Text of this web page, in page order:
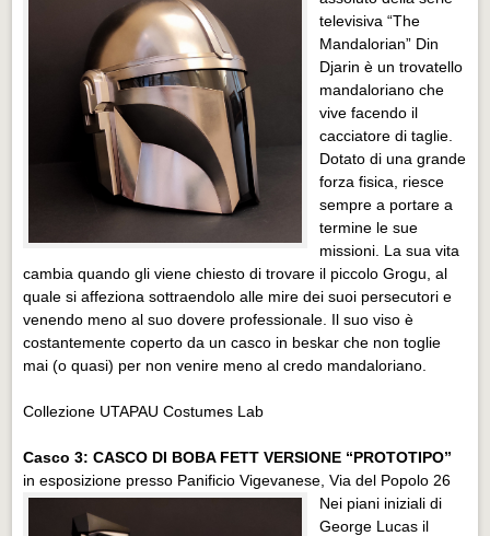
televisiva “The
Mandalorian” Din
Djarin è un trovatello
mandaloriano che
vive facendo il
cacciatore di taglie.
Dotato di una grande
forza fisica, riesce
sempre a portare a
termine le sue
missioni. La sua vita
cambia quando gli viene chiesto di trovare il piccolo Grogu, al
quale si affeziona sottraendolo alle mire dei suoi persecutori e
venendo meno al suo dovere professionale. Il suo viso è
costantemente coperto da un casco in beskar che non toglie
mai (o quasi) per non venire meno al credo mandaloriano.
Collezione UTAPAU Costumes Lab
Casco 3: CASCO DI BOBA FETT VERSIONE “PROTOTIPO”
in esposizione presso Panificio Vigevanese, Via del Popolo 26
Nei piani iniziali di
George Lucas il